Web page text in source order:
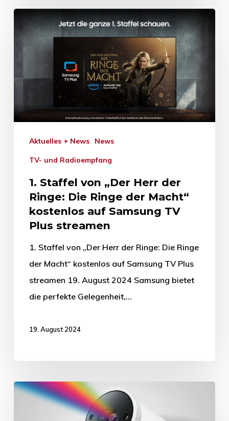
Aktuelles + News News
TV- und Radioempfang
1. Staffel von „Der Herr der
Ringe: Die Ringe der Macht“
kostenlos auf Samsung TV
Plus streamen
1. Staffel von „Der Herr der Ringe: Die Ringe
der Macht“ kostenlos auf Samsung TV Plus
streamen 19. August 2024 Samsung bietet
die perfekte Gelegenheit,…
19. August 2024